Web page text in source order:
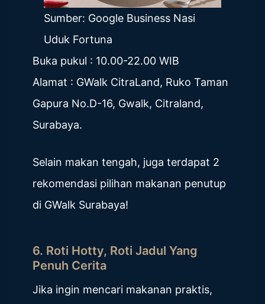
Sumber: Google Business Nasi
Uduk Fortuna
Buka pukul : 10.00-22.00 WIB
Alamat : GWalk CitraLand, Ruko Taman
Gapura No.D-16, Gwalk, Citraland,
Surabaya.
Selain makan tengah, juga terdapat 2
rekomendasi pilihan makanan penutup
di GWalk Surabaya!
6. Roti Hotty, Roti Jadul Yang
Penuh Cerita
Jika ingin mencari makanan praktis,